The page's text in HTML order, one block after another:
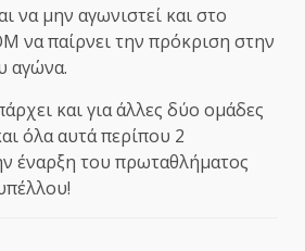
να μην αγωνιστεί και στο
να παίρνει την πρόκριση στην
αγώνα.
και για άλλες δύο ομάδες
όλα αυτά περίπου 2
έναρξη του πρωταθλήματος